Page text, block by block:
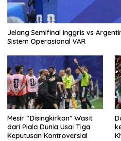
Jelang Semifinal Inggris vs
Sistem Operasional VAR
Mesir “Disingkirkan” Wasit
dari Piala Dunia Usai Tiga
Keputusan Kontroversial